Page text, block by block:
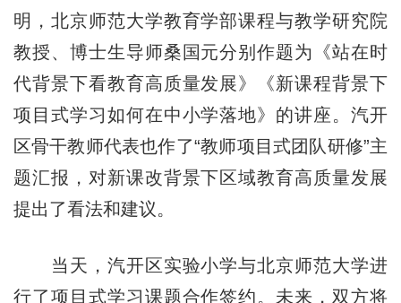
明，北京师范大学教育学部课程与教学研究院
教授、博士生导师桑国元分别作题为《站在时
代背景下看教育高质量发展》《新课程背景下
项目式学习如何在中小学落地》的讲座。汽开
区骨干教师代表也作了“教师项目式团队研修”主
题汇报，对新课改背景下区域教育高质量发展
提出了看法和建议。
当天，汽开区实验小学与北京师范大学进
行了项目式学习课题合作签约。未来，双方将